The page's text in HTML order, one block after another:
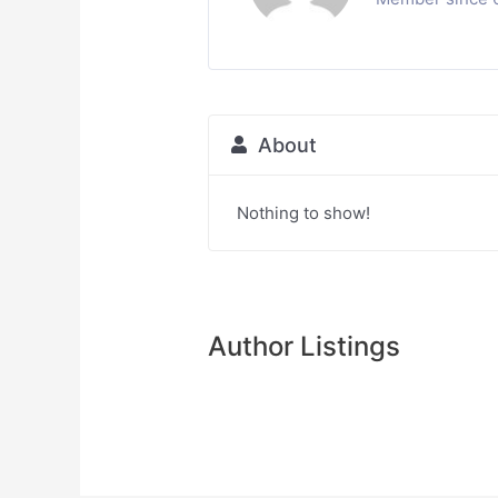
About
Nothing to show!
Author Listings